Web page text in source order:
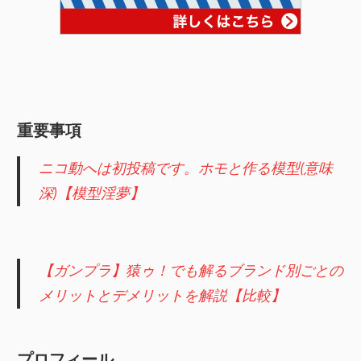
重要事項
ニコ動へは初投稿です。ホモと作る模型(意味
深)【模型淫夢】
【ガンプラ】猿ゥ！でも解るブランド別ごとの
メリットとデメリットを解説【比較】